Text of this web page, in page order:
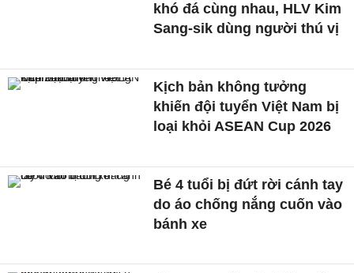
khó đá cùng nhau, HLV Kim
Sang-sik dùng người thú vị
Kịch bản không tưởng
khiến đội tuyển Việt Nam bị
loại khỏi ASEAN Cup 2026
Bé 4 tuổi bị đứt rời cánh tay
do áo chống nắng cuốn vào
bánh xe